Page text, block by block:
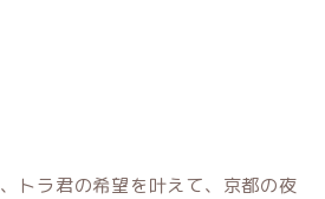
トラ君の希望を叶えて、京都の夜